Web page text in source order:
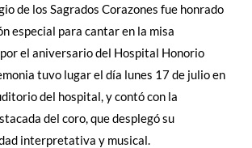
de los Sagrados Corazones fue honrado
especial para cantar en la misa
el aniversario del Hospital Honorio
tuvo lugar el día lunes 17 de julio en
del hospital, y contó con la
del coro, que desplegó su
interpretativa y musical.